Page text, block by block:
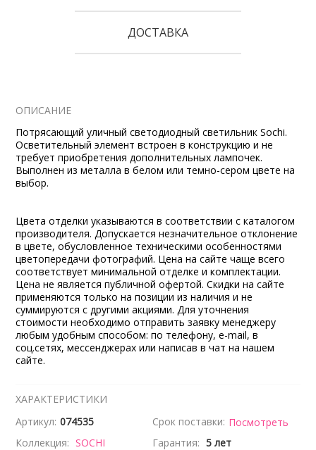
ДОСТАВКА
ОПИСАНИЕ
Потрясающий уличный светодиодный светильник Sochi.
Осветительный элемент встроен в конструкцию и не
требует приобретения дополнительных лампочек.
Выполнен из металла в белом или темно-сером цвете на
выбор.
Цвета отделки указываются в соответствии с каталогом
производителя. Допускается незначительное отклонение
в цвете, обусловленное техническими особенностями
цветопередачи фотографий. Цена на сайте чаще всего
соответствует минимальной отделке и комплектации.
Цена не является публичной офертой. Скидки на сайте
применяются только на позиции из наличия и не
суммируются с другими акциями. Для уточнения
стоимости необходимо отправить заявку менеджеру
любым удобным способом: по телефону, e-mail, в
соц.сетях, мессенджерах или написав в чат на нашем
сайте.
ХАРАКТЕРИСТИКИ
Артикул: 074535 Срок поставки: Посмотреть
Коллекция: SOCHI Гарантия: 5 лет